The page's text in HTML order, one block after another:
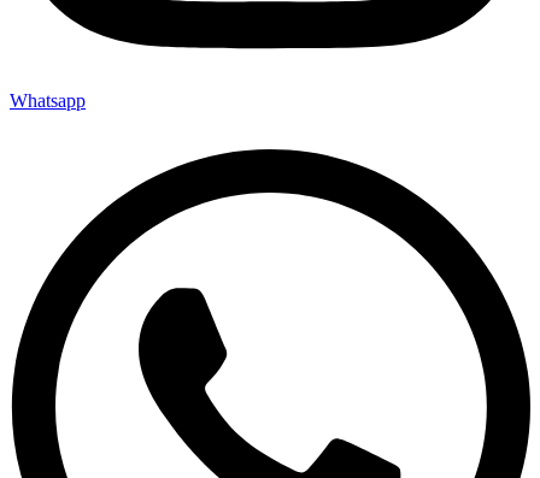
Whatsapp